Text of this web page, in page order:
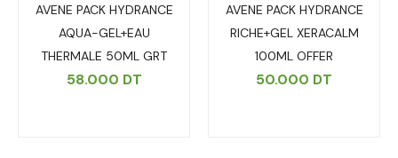
AVENE PACK HYDRANCE
AQUA-GEL+EAU
THERMALE 50ML GRT
58.000 DT
AVENE PACK HYDRANCE
RICHE+GEL XERACALM
100ML OFFER
50.000 DT